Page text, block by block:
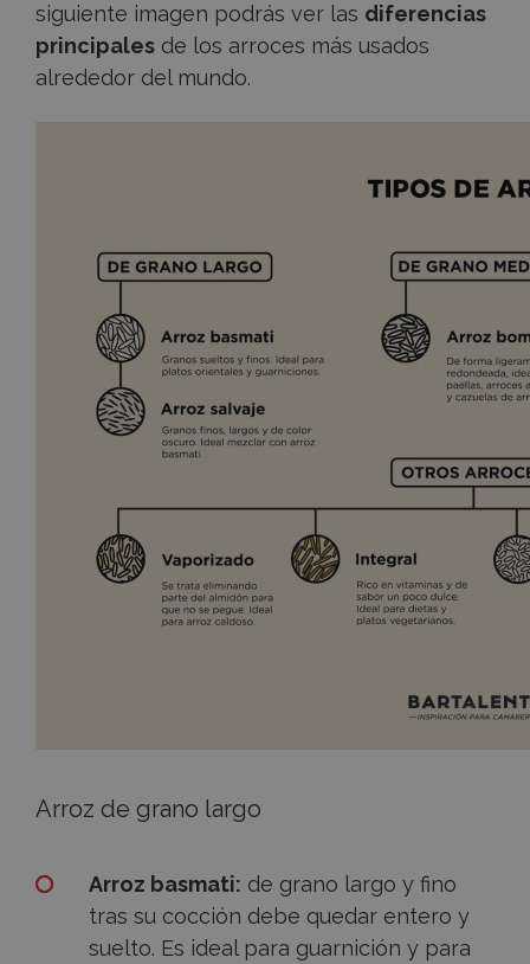
siguiente imagen podrás ver las diferencias
principales de los arroces más usados
alrededor del mundo.
Arroz de grano largo
Arroz basmati: de grano largo y fino
tras su cocción debe quedar entero y
suelto. Es ideal para guarnición y para